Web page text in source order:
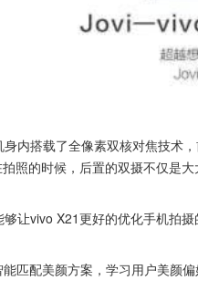
内搭载了全像素双核对焦技术
照的时候，后置的双摄不仅是
让vivo X21更好的优化手机拍
匹配美颜方案，学习用户美颜